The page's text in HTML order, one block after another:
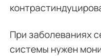
При заболеваниях
системы нужен